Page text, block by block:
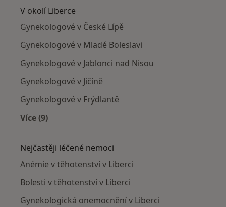
V okolí Liberce
Gynekologové v České Lípě
Gynekologové v Mladé Boleslavi
Gynekologové v Jablonci nad Nisou
Gynekologové v Jičíně
Gynekologové v Frýdlantě
Více (9)
Nejčastěji léčené nemoci
Anémie v těhotenství v Liberci
Bolesti v těhotenství v Liberci
Gynekologická onemocnění v Liberci